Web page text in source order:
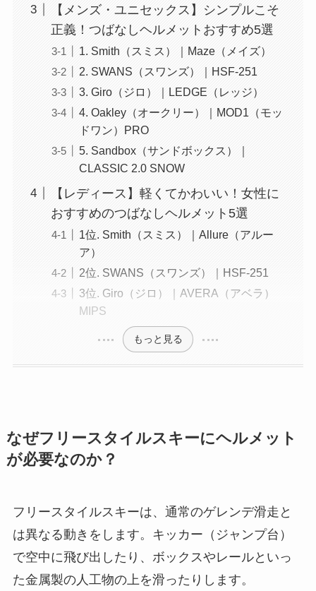
【メンズ・ユニセックス】シンプルこそ
正義！つばなしヘルメットおすすめ5選
1. Smith（スミス）｜Maze（メイズ）
2. SWANS（スワンズ）｜HSF-251
3. Giro（ジロ）｜LEDGE（レッジ）
4. Oakley（オークリー）｜MOD1（モッ
ドワン）PRO
5. Sandbox（サンドボックス）｜
CLASSIC 2.0 SNOW
【レディース】軽くてかわいい！女性に
おすすめのつばなしヘルメット5選
1位. Smith（スミス）｜Allure（アルー
ア）
2位. SWANS（スワンズ）｜HSF-251
3位. Giro（ジロ）｜AVERA（アベラ）
MIPS
もっと見る
なぜフリースタイルスキーにヘルメット
が必要なのか？
フリースタイルスキーは、通常のゲレンデ滑走と
は異なる動きをします。キッカー（ジャンプ台）
で空中に飛び出したり、ボックスやレールといっ
た金属製の人工物の上を滑ったりします。